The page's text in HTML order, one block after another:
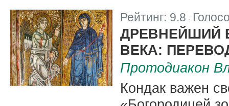
Рейтинг: 9.8
ДРЕВНЕЙШИЙ
ВЕКА:
Протодиакон
Кондак важен